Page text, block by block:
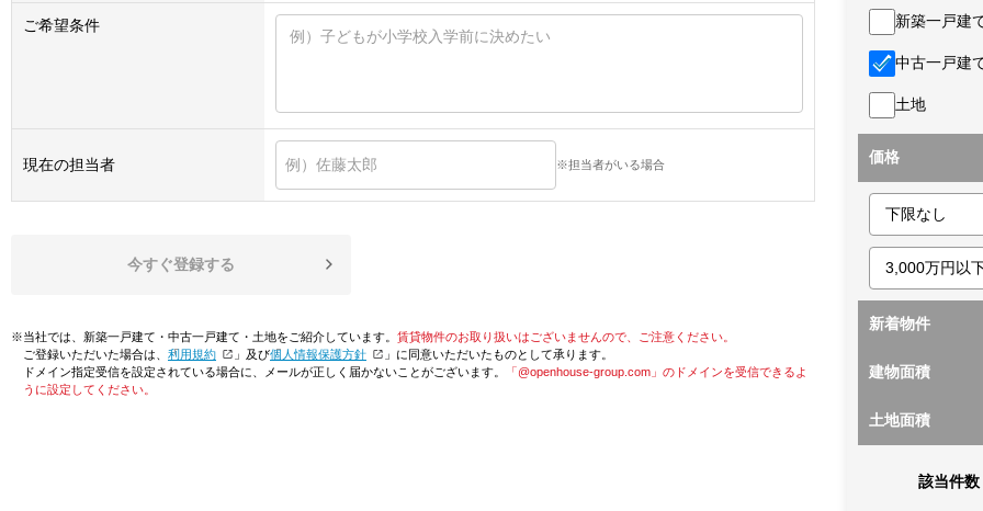
ご希望条件
現在の担当者 ※担当者がいる場合
今すぐ登録する
※当社では、新築一戸建て・中古一戸建て・土地をご紹介しています。 賃貸物件のお取り扱いはございませんので、ご注意ください。
ご登録いただいた場合は、「利用規約 」及び「個人情報保護方針
」に同意いただいたものとして承ります。
ドメイン指定受信を設定されている場合に、メールが正しく届かないことがございます。
「@openhouse-group.com」のドメインを受信できるよ
うに設定してください。
新築一戸建
中古一戸建
土地
価格
新着物件
建物面積
土地面積
該当件数